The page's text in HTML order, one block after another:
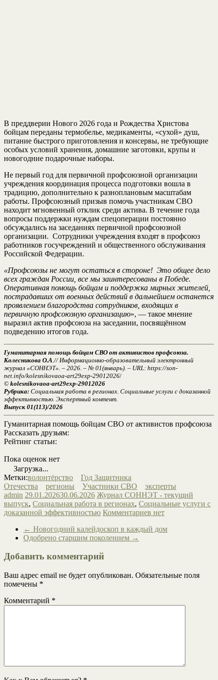
В преддверии Нового 2026 года и Рождества Христова
бойцам переданы термобелье, медикаменты, «сухой» душ,
питание быстрого приготовления и консервы, не требующие
особых условий хранения, домашние заготовки, крупы и
новогодние подарочные наборы.
Не первый год для первичной профсоюзной организации
учреждения координация процесса подготовки вошла в
традицию, дополнительно к разноплановым масштабам
работы. Профсоюзный призыв помочь участникам СВО
находит мгновенный отклик среди актива. В течение года
вопросы поддержки нуждам спецоперации постоянно
обсуждались на заседаниях первичной профсоюзной
организации. Сотрудники учреждения входят в профсоюз
работников госучреждений и общественного обслуживания
Российской Федерации.
«Профсоюзы не могут остаться в стороне! Это общее дело
всех граждан России, все мы заинтересованы в Победе.
Оперативная помощь бойцам и поддержка мирных жителей,
пострадавших от военных действий в дальнейшем останется
проявлением благородства сотрудников, входящих в
первичную профсоюзную организацию», — такое мнение
выразил актив профсоюза на заседании, посвящённом
подведению итогов года.
Гуманитарная помощь бойцам СВО от активистов профсоюза.
Колесникова О.А // Информационно-образовательный электронный
журнал «СОННЭТ». – 2026. – № 01(январь). – URL: https://son-
net.info/kolesnikovaoa-art29exp-29012026/
© kolesnikovaoa-art29exp-29012026
Рубрика: Социальная работа в регионах Социальные услуги с доказанной
эффективностью. Экспертный контент.
Выпуск 01(113)/2026
Гуманитарная помощь бойцам СВО от активистов профсоюза
Рассказать друзьям:
Рейтинг статьи:
Пока оценок нет
Загрузка...
Метки:волонтёрство
Год Защитника
Отечества
регионы Участники СВО
эксперты
admin 29.01.202630.06.2026 Журнал СОННЭТ - текущий
выпуск, Социальная работа в регионах, Социальные услуги с
доказанной эффективностью Комментариев нет
← Новогодний калейдоскоп в каждый дом
Одобрено старшим поколением →
Добавить комментарий
Ваш адрес email не будет опубликован. Обязательные поля
помечены *
Комментарий *